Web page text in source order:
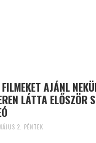
AJÁNL
LÁTTA ELŐSZÖR
2. PÉNTEK